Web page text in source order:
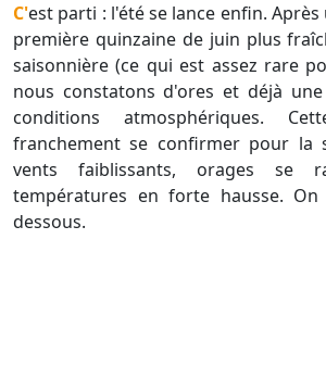
C'est parti : l'été se lance enfin. Après une fin mai et une
première quinzaine de juin plus
saisonnière (ce qui est assez rare
nous constatons d'ores et déjà
conditions atmosphériques.
franchement se confirmer pour la
vents faiblissants, orages se
températures en forte hausse.
dessous.